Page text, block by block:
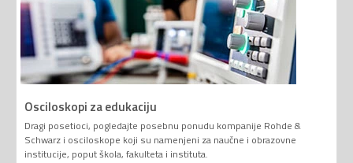
Osciloskopi za edukaciju
Dragi posetioci, pogledajte posebnu ponudu kompanije Rohde &
Schwarz i osciloskope koji su namenjeni za naučne i obrazovne
institucije, poput škola, fakulteta i instituta.